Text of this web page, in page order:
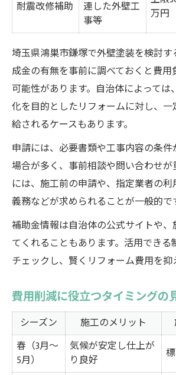
耐震改修補助
連した外壁工
事等
万円
埼玉県鴻巣市鎌塚で外壁塗装を検討
成金の有無を事前に調べておくと費用
可能性があります。自治体によっては
化を目的としたリフォームに対し、
給されるケースもあります。
申請には、必要書類や工事内容の条
場合が多く、事前相談や問い合わせが
には、施工前の申請や、指定業者の
義務などが求められることが一般的で
補助金情報は自治体の公式サイトや
てくれることもあります。活用できる
チェックし、賢くリフォーム費用を抑
費用削減に役立つタイミングの
シーズン 施工のメリット
春（3月～
5月）
気候が安定し仕上が
り良好